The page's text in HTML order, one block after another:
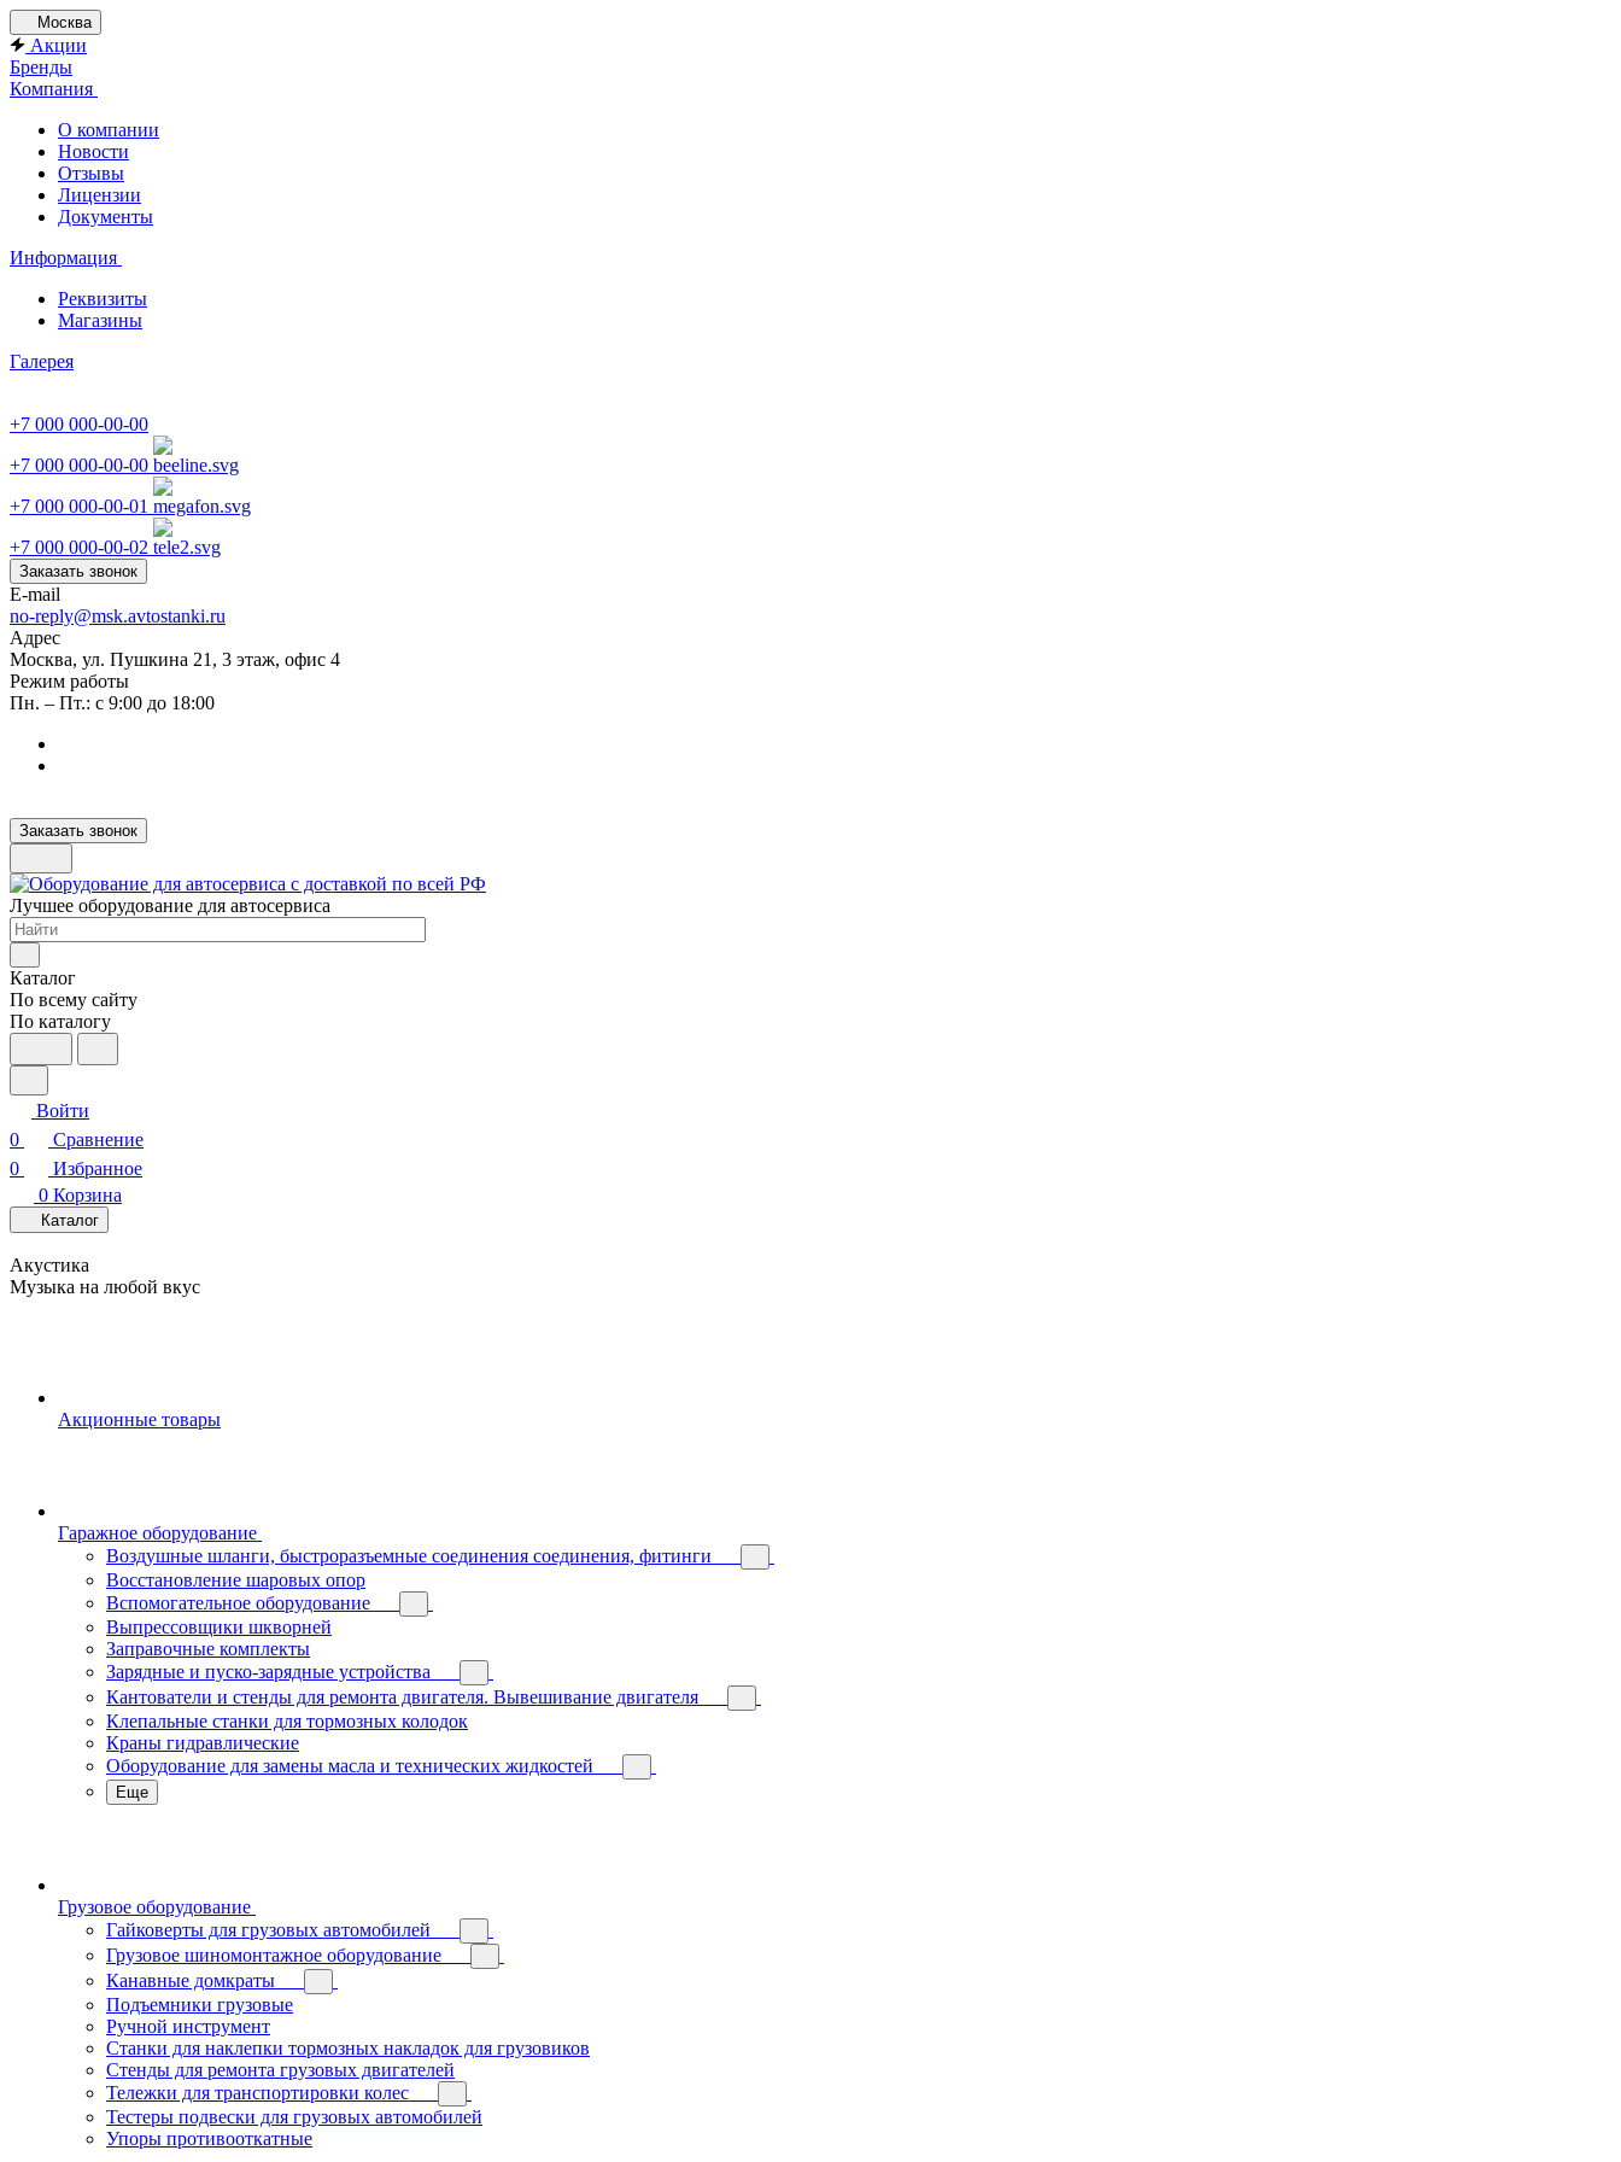
Москва
Акции
Бренды
Компания
О компании
Новости
Отзывы
Лицензии
Документы
Информация
Реквизиты
Магазины
Галерея
+7 000 000-00-00
+7 000 000-00-00
+7 000 000-00-01
+7 000 000-00-02
Заказать звонок
E-mail
no-reply@msk.avtostanki.ru
Адрес
Москва, ул. Пушкина 21, 3 этаж, офис 4
Режим работы
Пн. – Пт.: с 9:00 до 18:00
Заказать звонок
Лучшее оборудование для автосервиса
Каталог
По всему сайту
По каталогу
Войти
0
Сравнение
0
Избранное
0 Корзина
Каталог
Акустика
Музыка на любой вкус
Акционные товары
Гаражное оборудование
Воздушные шланги, быстроразъемные соединения соединения, фитинги
Восстановление шаровых опор
Вспомогательное оборудование
Выпрессовщики шкворней
Заправочные комплекты
Зарядные и пуско-зарядные устройства
Кантователи и стенды для ремонта двигателя. Вывешивание двигателя
Клепальные станки для тормозных колодок
Краны гидравлические
Оборудование для замены масла и технических жидкостей
Еще
Грузовое оборудование
Гайковерты для грузовых автомобилей
Грузовое шиномонтажное оборудование
Канавные домкраты
Подъемники грузовые
Ручной инструмент
Станки для наклепки тормозных накладок для грузовиков
Стенды для ремонта грузовых двигателей
Тележки для транспортировки колес
Тестеры подвески для грузовых автомобилей
Упоры противооткатные